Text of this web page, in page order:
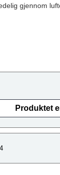
gjennom
Produktet